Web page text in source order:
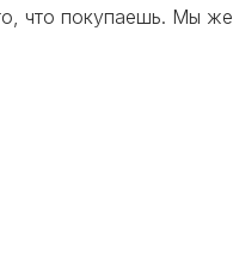
что покупаешь. Мы же